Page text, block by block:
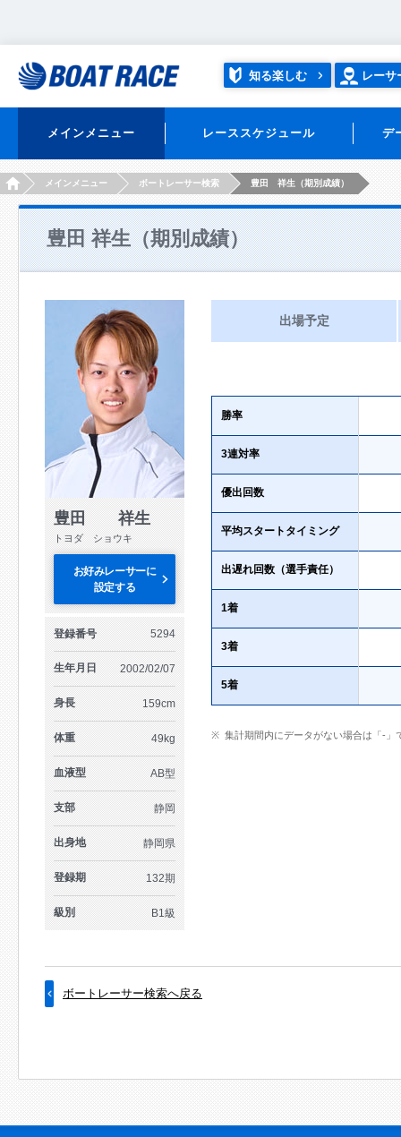
知る楽しむ レーサ
メインメニュー レーススケジュール デ
HOMEメインメニュー ボートレーサー検索 豊田 祥生（期別成績）
豊田 祥生（期別成績）
豊田 祥生
トヨダ ショウキ
お好みレーサーに
設定する
登録番号 5294
生年月日 2002/02/07
身長 159cm
体重 49kg
血液型 AB型
支部 静岡
出身地 静岡県
登録期 132期
級別 B1級
出場予定
勝率
3連対率
優出回数
平均スタートタイミング
出遅れ回数（選手責任）
1着
3着
5着
集計期間内にデータがない場合は「-」
ボートレーサー検索へ戻る